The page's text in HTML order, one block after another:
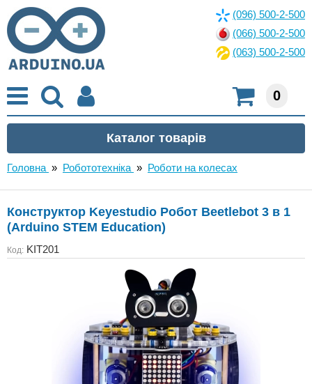
(096) 500-2-500
(066) 500-2-500
(063) 500-2-500
0
Головна » Робототехніка » Роботи на колесах
Конструктор Keyestudio Робот Beetlebot 3 в 1
(Arduino STEM Education)
Код: KIT201